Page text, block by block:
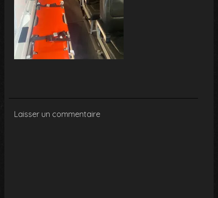
Laisser un commentaire